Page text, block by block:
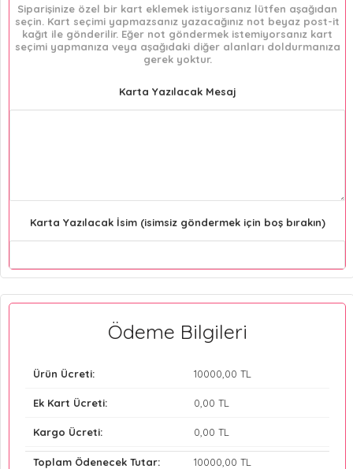
Siparişinize özel bir kart eklemek istiyorsanız lütfen aşağıdan
seçin. Kart seçimi yapmazsanız yazacağınız not beyaz post-it
kağıt ile gönderilir. Eğer not göndermek istemiyorsanız kart
seçimi yapmanıza veya aşağıdaki diğer alanları doldurmanıza
gerek yoktur.
Karta Yazılacak Mesaj
Karta Yazılacak İsim (isimsiz göndermek için boş bırakın)
Ödeme Bilgileri
Ürün Ücreti: 10000 ,00 TL
Ek Kart Ücreti: 0 ,00 TL
Kargo Ücreti: 0 ,00 TL
Toplam Ödenecek Tutar: 10000 ,00 TL